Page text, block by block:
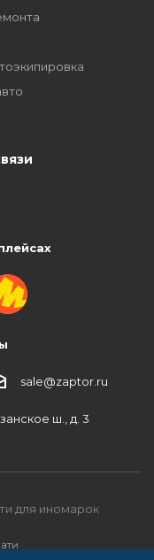
sale@zaptor.ru
ш., д. 3
для иномарок